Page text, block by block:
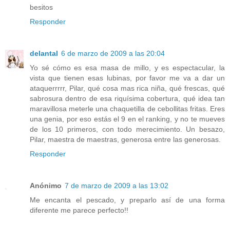
besitos
Responder
delantal 6 de marzo de 2009 a las 20:04
Yo sé cómo es esa masa de millo, y es espectacular, la
vista que tienen esas lubinas, por favor me va a dar un
ataquerrrrr, Pilar, qué cosa mas rica niña, qué frescas, qué
sabrosura dentro de esa riquísima cobertura, qué idea tan
maravillosa meterle una chaquetilla de cebollitas fritas. Eres
una genia, por eso estás el 9 en el ranking, y no te mueves
de los 10 primeros, con todo merecimiento. Un besazo,
Pilar, maestra de maestras, generosa entre las generosas.
Responder
Anónimo 7 de marzo de 2009 a las 13:02
Me encanta el pescado, y preparlo así de una forma
diferente me parece perfecto!!